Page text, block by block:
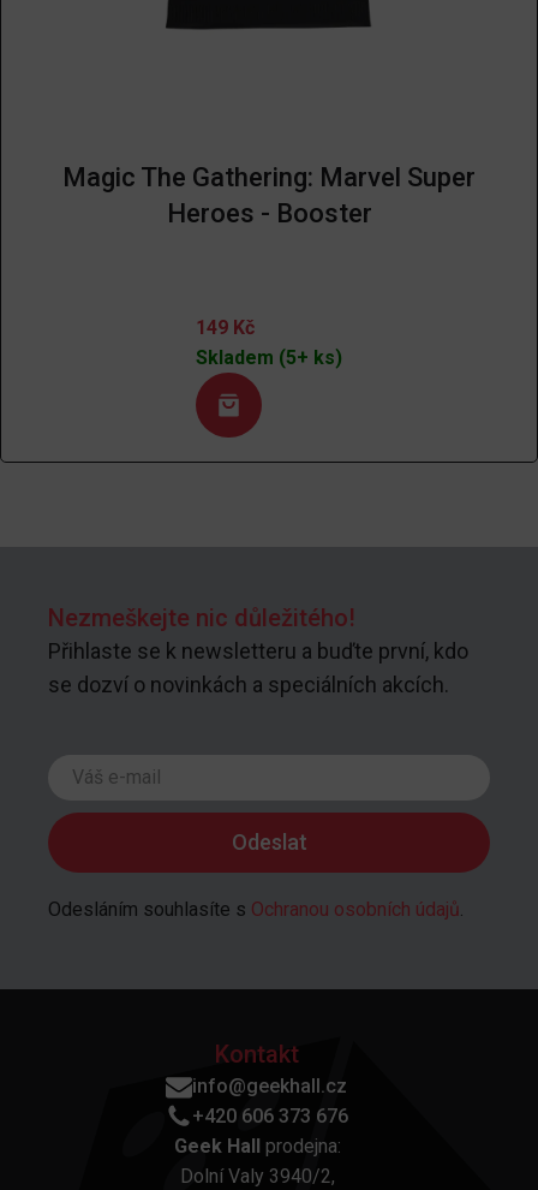
Magic The Gathering: Marvel Super
Heroes - Booster
149 Kč
Skladem (5+ ks)
Nezmeškejte nic důležitého!
Přihlaste se k newsletteru a buďte první, kdo
se dozví o novinkách a speciálních akcích.
Odesláním souhlasíte s Ochranou osobních údajů.
Kontakt
info@geekhall.cz
+420 606 373 676
Geek Hall
prodejna:
Dolní Valy 3940/2,